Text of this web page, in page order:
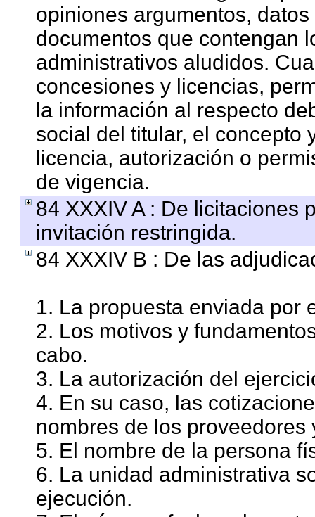
opiniones argumentos,
documentos que contengan
administrativos aludidos.
concesiones y licencias,
la información al respecto
social del titular, el concepto
licencia, autorización o
de vigencia.
84 XXXIV A : De licitaciones
invitación restringida.
84 XXXIV B : De las
1. La propuesta enviada por
2. Los motivos y
cabo.
3. La autorización del
4. En su caso, las
nombres de los proveedores
5. El nombre de la persona
6. La unidad administrativa
ejecución.